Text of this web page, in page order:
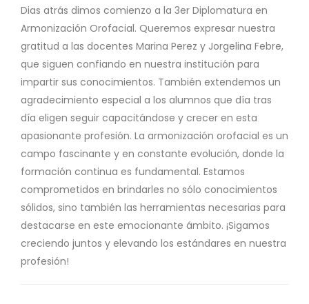
Dias atrás dimos comienzo a la 3er Diplomatura en
Armonización Orofacial. Queremos expresar nuestra
gratitud a las docentes Marina Perez y Jorgelina Febre,
que siguen confiando en nuestra institución para
impartir sus conocimientos. También extendemos un
agradecimiento especial a los alumnos que día tras
día eligen seguir capacitándose y crecer en esta
apasionante profesión. La armonización orofacial es un
campo fascinante y en constante evolución, donde la
formación continua es fundamental. Estamos
comprometidos en brindarles no sólo conocimientos
sólidos, sino también las herramientas necesarias para
destacarse en este emocionante ámbito. ¡Sigamos
creciendo juntos y elevando los estándares en nuestra
profesión!